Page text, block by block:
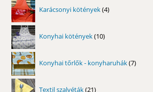
Karácsonyi kötények 4
termék
Konyhai kötények 10
termék
Konyhai tőrlők - konyharuhák 7
termék
Textil szalvéták 21